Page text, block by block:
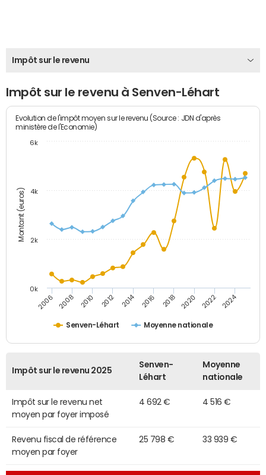
Impôt sur le revenu
Impôt sur le revenu à Senven-Léhart
Montant (euros)
Evolution de l'impôt moyen sur le revenu (Source : JDN d'après
ministère de l'Economie)
Senven-Léhart Moyenne nationale
2006 2008 2010 2012 2014 2016 2018 2020 2022 2024
0k
2k
4k
6k
Impôt sur le revenu 2025
Senven-
Léhart
Moyenne
nationale
Impôt sur le revenu net
moyen par foyer imposé
4 692 € 4 516 €
Revenu fiscal de référence
moyen par foyer
25 798 € 33 939 €